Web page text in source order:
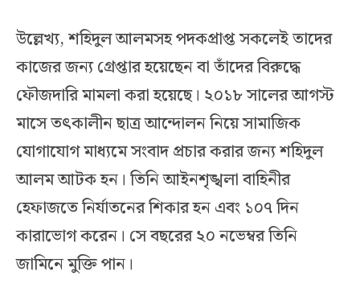
উল্লেখ্য, শহিদুল আলমসহ পদকপ্রাপ্ত সকলেই তাদের
কাজের জন্য গ্রেপ্তার হয়েছেন বা তাঁদের বিরুদ্ধে
ফৌজদারি মামলা করা হয়েছে। ২০১৮ সালের আগস্ট
মাসে তৎকালীন ছাত্র আন্দোলন নিয়ে সামাজিক
যোগাযোগ মাধ্যমে সংবাদ প্রচার করার জন্য শহিদুল
আলম আটক হন। তিনি আইনশৃঙ্খলা বাহিনীর
হেফাজতে নির্যাতনের শিকার হন এবং ১০৭ দিন
কারাভোগ করেন। সে বছরের ২০ নভেম্বর তিনি
জামিনে মুক্তি পান।